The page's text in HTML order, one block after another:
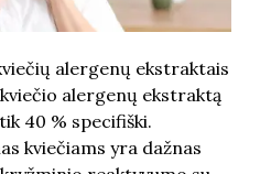
alergenų ekstraktais
alergenų ekstraktą
40 % specifiški.
kviečiams yra dažnas